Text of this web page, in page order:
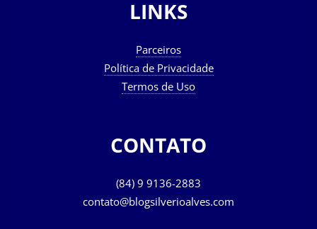
LINKS
Parceiros
Política de Privacidade
Termos de Uso
CONTATO
(84) 9 9136-2883
contato@blogsilverioalves.com